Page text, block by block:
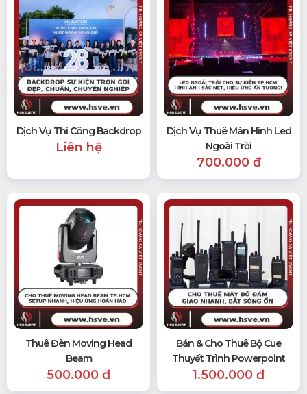
Dịch Vụ Thi Công Backdrop
Liên hệ
Dịch Vụ Thuê Màn Hình Led
Ngoài Trời
700.000 đ
Thuê Đèn Moving Head
Beam
500.000 đ
Bán & Cho Thuê Bộ Cue
Thuyết Trình Powerpoint
1.500.000 đ